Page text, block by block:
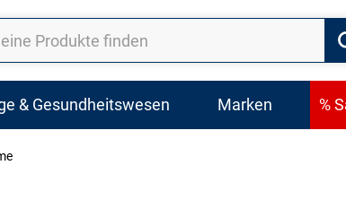
& Gesundheitswesen Marken %